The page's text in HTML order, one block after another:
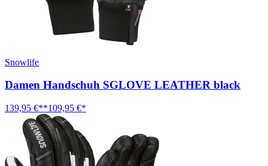
Snowlife
Damen Handschuh SGLOVE LEATHER black
139,95 €**109,95 €*